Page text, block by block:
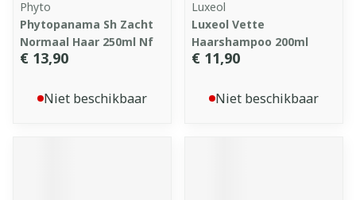
Phyto
Phytopanama Sh Zacht
Normaal Haar 250ml Nf
€ 13,90
Niet beschikbaar
Luxeol
Luxeol Vette
Haarshampoo 200ml
€ 11,90
Niet beschikbaar